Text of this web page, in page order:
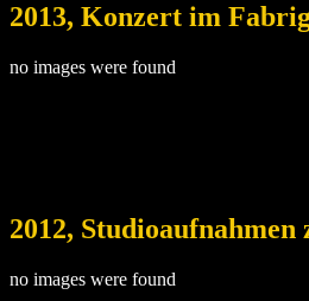
2013, Konzert im
no images were found
2012, Studioaufnahmen
no images were found